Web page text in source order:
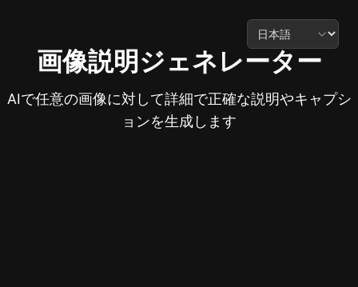
画像説明ジェネレーター
AIで任意の画像に対して詳細で正確な説明やキャプシ
ョンを生成します